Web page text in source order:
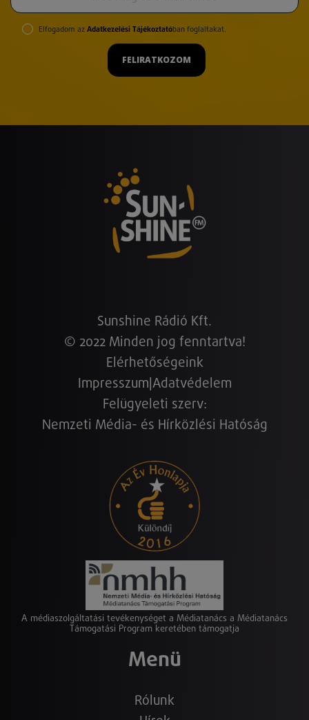
Elfogadom az Adatkezelési Tájékoztatóban foglaltakat.
FELIRATKOZOM
Sunshine Rádió Kft.
© 2022 Minden jog fenntartva!
Elérhetőségeink
Impresszum Adatvédelem
Felügyeleti szerv:
Nemzeti Média- és Hírközlési Hatóság
A médiaszolgáltatási tevékenységet a Médiatanács a Médiatanács
Támogatási Program keretében támogatja
Menü
Rólunk